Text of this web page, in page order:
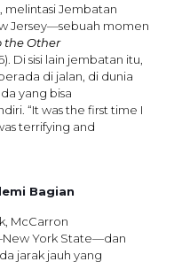
melintasi Jembatan
Jersey—sebuah momen
the Other
Di sisi lain jembatan itu,
di jalan, di dunia
yang bisa
“It was the first time I
terrifying and
Bagian
McCarron
York State—dan
jarak jauh yang